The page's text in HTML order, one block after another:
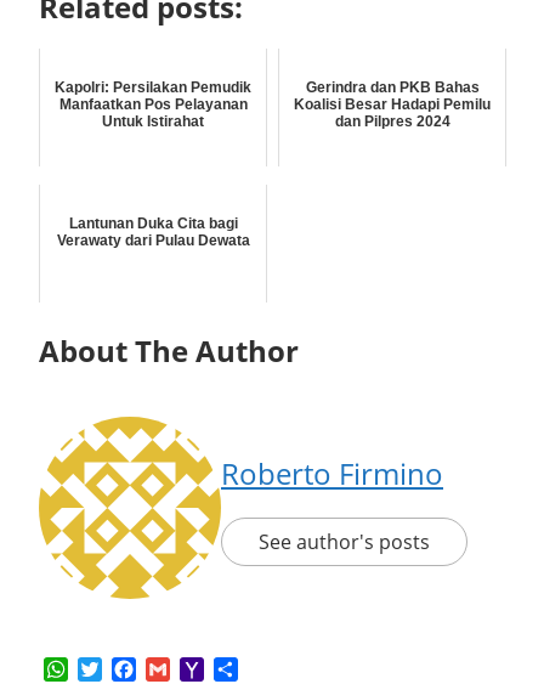
Kapolri: Persilakan Pemudik
Manfaatkan Pos Pelayanan
Untuk Istirahat
Gerindra dan PKB Bahas
Koalisi Besar Hadapi Pemilu
dan Pilpres 2024
Lantunan Duka Cita bagi
Verawaty dari Pulau Dewata
About The Author
Roberto Firmino
See author's posts
WhatsApp
TwitterFacebook
GmailYahoo